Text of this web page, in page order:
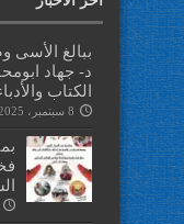
ببالغ الأسى
د- جهاد
الكتاب
8 سبتمبر، 2025